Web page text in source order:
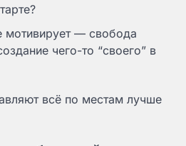
мотивирует — свобода
чего-то “своего” в
всё по местам лучше